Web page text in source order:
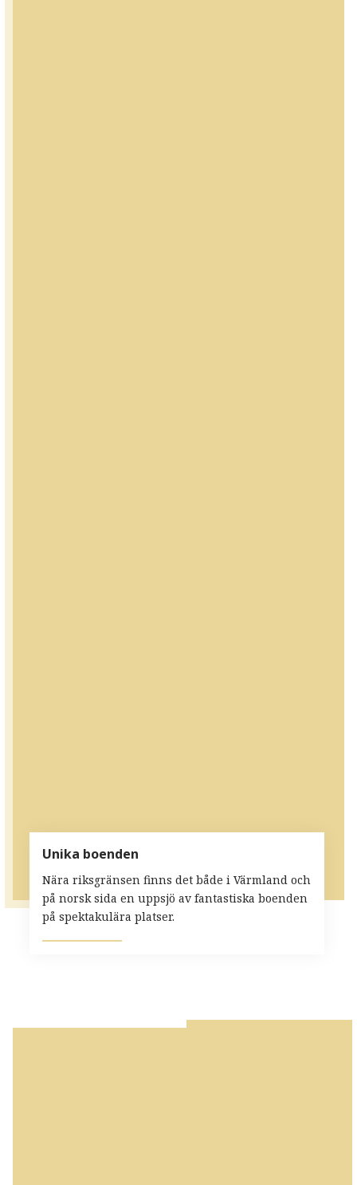
Unika boenden
Nära riksgränsen finns det både i Värmland och
på norsk sida en uppsjö av fantastiska boenden
på spektakulära platser.